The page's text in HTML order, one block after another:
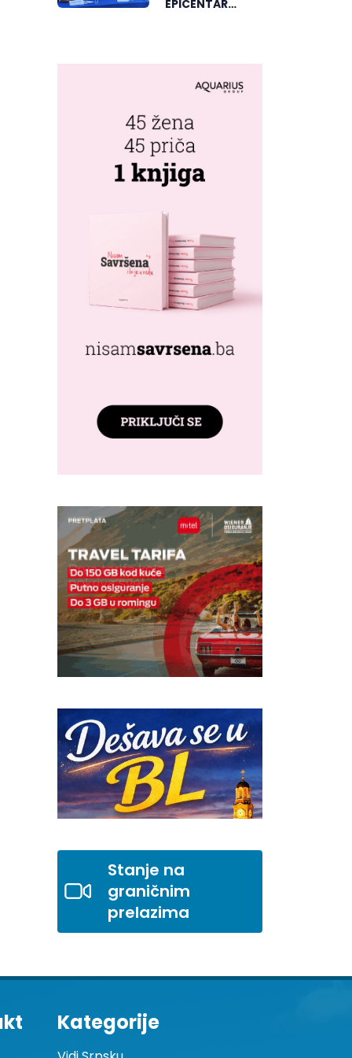
EPICENTAR
Stanje na
graničnim
prelazima
Kategorije